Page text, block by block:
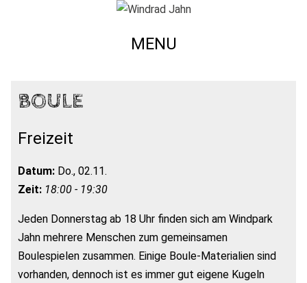
MENU
BOULE
Freizeit
Datum: Do., 02.11.
Zeit: 18:00 - 19:30
Jeden Donnerstag ab 18 Uhr finden sich am Windpark
Jahn mehrere Menschen zum gemeinsamen
Boulespielen zusammen. Einige Boule-Materialien sind
vorhanden, dennoch ist es immer gut eigene Kugeln